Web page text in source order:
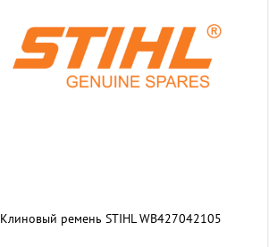
Клиновый ремень STIHL WB427042105